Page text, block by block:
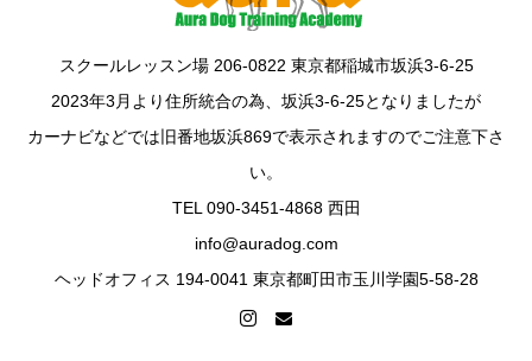
スクールレッスン場 206-0822 東京都稲城市坂浜3-6-25
2023年3月より住所統合の為、坂浜3-6-25となりましたが
カーナビなどでは旧番地坂浜869で表示されますのでご注意下さ
い。
TEL 090-3451-4868 西田
info@auradog.com
ヘッドオフィス 194-0041 東京都町田市玉川学園5-58-28